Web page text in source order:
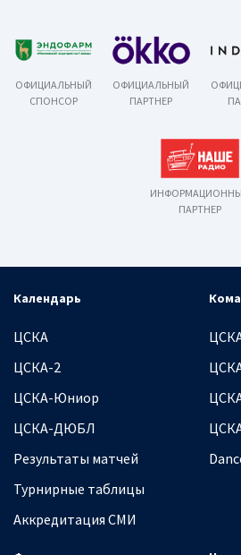
ОФИЦИАЛЬНЫЙ
СПОНСОР
ОФИЦИАЛЬНЫЙ
ПАРТНЕР
ПАРТНЕР
Календарь
ЦСКА
ЦСКА-2
ЦСКА-Юниор
ЦСКА-ДЮБЛ
Результаты матчей
Турнирные таблицы
Аккредитация СМИ